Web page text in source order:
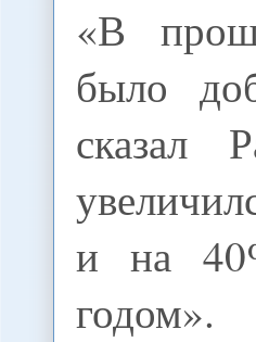
«В
было
сказал
и на
годом».